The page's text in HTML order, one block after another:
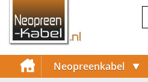
Neopreenkabel ⯆